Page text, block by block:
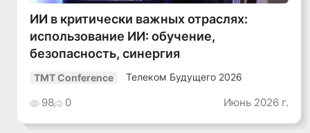
ИИ в критически важных отраслях:
использование ИИ: обучение,
безопасность, синергия
TMT Conference Телеком Будущего 2026
98 0 Июнь 2026 г.